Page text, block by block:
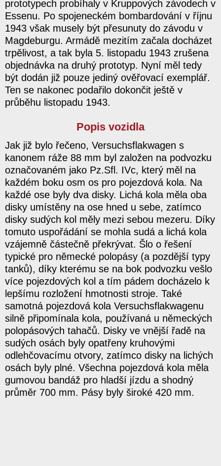
prototypech probíhaly v Kruppových závodech v
Essenu. Po spojeneckém bombardování v říjnu
1943 však musely být přesunuty do závodu v
Magdeburgu. Armádě mezitím začala docházet
trpělivost, a tak byla 5. listopadu 1943 zrušena
objednávka na druhý prototyp. Nyní měl tedy
být dodán již pouze jediný ověřovací exemplář.
Ten se nakonec podařilo dokončit ještě v
průběhu listopadu 1943.
Popis vozidla
Jak již bylo řečeno, Versuchsflakwagen s
kanonem ráže 88 mm byl založen na podvozku
označovaném jako Pz.Sfl. IVc, který měl na
každém boku osm os pro pojezdová kola. Na
každé ose byly dva disky. Lichá kola měla oba
disky umístěny na ose hned u sebe, zatímco
disky sudých kol měly mezi sebou mezeru. Díky
tomuto uspořádání se mohla sudá a lichá kola
vzájemně částečně překrývat. Šlo o řešení
typické pro německé polopásy (a pozdější typy
tanků), díky kterému se na bok podvozku vešlo
více pojezdových kol a tím pádem docházelo k
lepšímu rozložení hmotnosti stroje. Také
samotná pojezdová kola Versuchsflakwagenu
silně připomínala kola, používaná u německých
polopásových tahačů. Disky ve vnější řadě na
sudých osách byly opatřeny kruhovými
odlehčovacímu otvory, zatímco disky na lichých
osách byly plné. Všechna pojezdová kola měla
gumovou bandáž pro hladší jízdu a shodný
průměr 700 mm. Pásy byly široké 420 mm.